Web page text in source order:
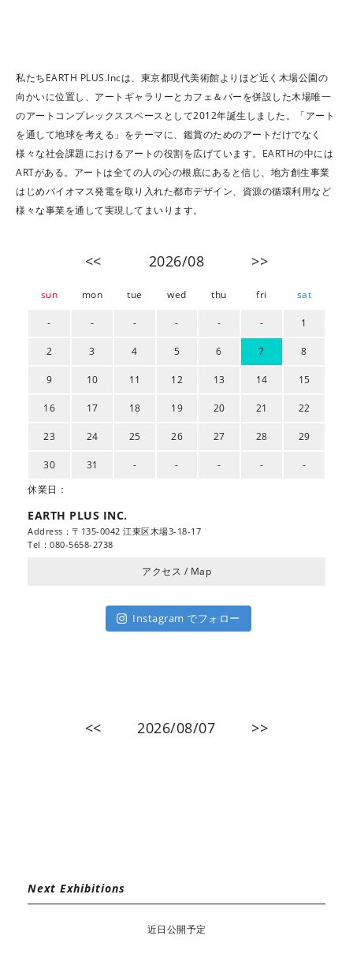
私たちEARTH PLUS.Incは、東京都現代美術館よりほど近く木場公園の
向かいに位置し、アートギャラリーとカフェ＆バーを併設した木場唯一
のアートコンプレックススペースとして2012年誕生しました。「アート
を通して地球を考える」をテーマに、鑑賞のためのアートだけでなく
様々な社会課題におけるアートの役割を広げています。EARTHの中には
ARTがある。アートは全ての人の心の根底にあると信じ、地方創生事業
はじめバイオマス発電を取り入れた都市デザイン、資源の循環利用など
様々な事業を通して実現してまいります。
<< 2026/08 >>
sun mon tue wed thu fri sat
- - - - - - 1
2 3 4 5 6 7 8
9 10 11 12 13 14 15
16 17 18 19 20 21 22
23 24 25 26 27 28 29
30 31 - - - -
-
休業日：
EARTH PLUS INC.
Address：〒135-0042 江東区木場3-18-17
Tel：080-5658-2738
アクセス / Map
Instagram でフォロー
<< 2026/08/07 >>
Next Exhibitions
近日公開予定